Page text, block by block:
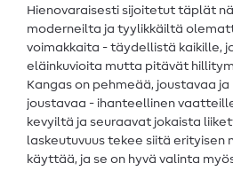
Hienovaraisesti sijoitetut täplät
moderneilta ja tyylikkäiltä
voimakkaita - täydellistä kaikille,
eläinkuvioita mutta pitävät
Kangas on pehmeää, joustavaa
joustavaa - ihanteellinen
kevyiltä ja seuraavat jokaista
laskeutuvuus tekee siitä erityisen
käyttää, ja se on hyvä valinta